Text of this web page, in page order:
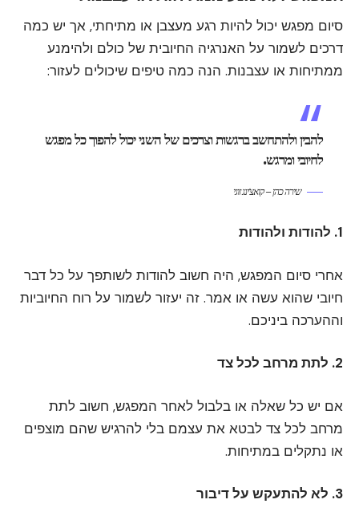
סיום מפגש יכול להיות רגע מעצבן או מתיחתי, אך יש כמה
דרכים לשמור על האנרגיה החיובית של כולם ולהימנע
ממתיחות או עצבנות. הנה כמה טיפים שיכולים לעזור:
להבין ולהתחשב ברגשות וצרכים של השני יכול להפוך כל מפגש
לחיובי ומרגש.
שירה כהן – קואצ'ינג זוגי
1. להודות ולהודות
אחרי סיום המפגש, היה חשוב להודות לשותפך על כל דבר
חיובי שהוא עשה או אמר. זה יעזור לשמור על רוח החיוביות
וההערכה ביניכם.
2. לתת מרחב לכל צד
אם יש כל שאלה או בלבול לאחר המפגש, חשוב לתת
מרחב לכל צד לבטא את עצמם בלי להרגיש שהם מוצפים
או נתקלים במתיחות.
3. לא להתעקש על דיבור